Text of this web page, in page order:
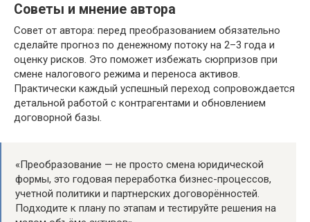
Советы и мнение автора
Совет от автора: перед преобразованием обязательно
сделайте прогноз по денежному потоку на 2–3 года и
оценку рисков. Это поможет избежать сюрпризов при
смене налогового режима и переноса активов.
Практически каждый успешный переход сопровождается
детальной работой с контрагентами и обновлением
договорной базы.
«Преобразование — не просто смена юридической
формы, это годовая переработка бизнес-процессов,
учетной политики и партнерских договорённостей.
Подходите к плану по этапам и тестируйте решения на